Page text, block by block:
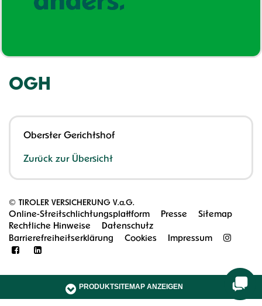
OGH
Oberster Gerichtshof
Zurück zur Übersicht
© TIROLER VERSICHERUNG V.a.G.
Online-Streitschlichtungsplattform
Presse
Sitemap
Rechtliche Hinweise
Datenschutz
Barrierefreiheitserklärung
Cookies Impressum
PRODUKTSITEMAP ANZEIGEN